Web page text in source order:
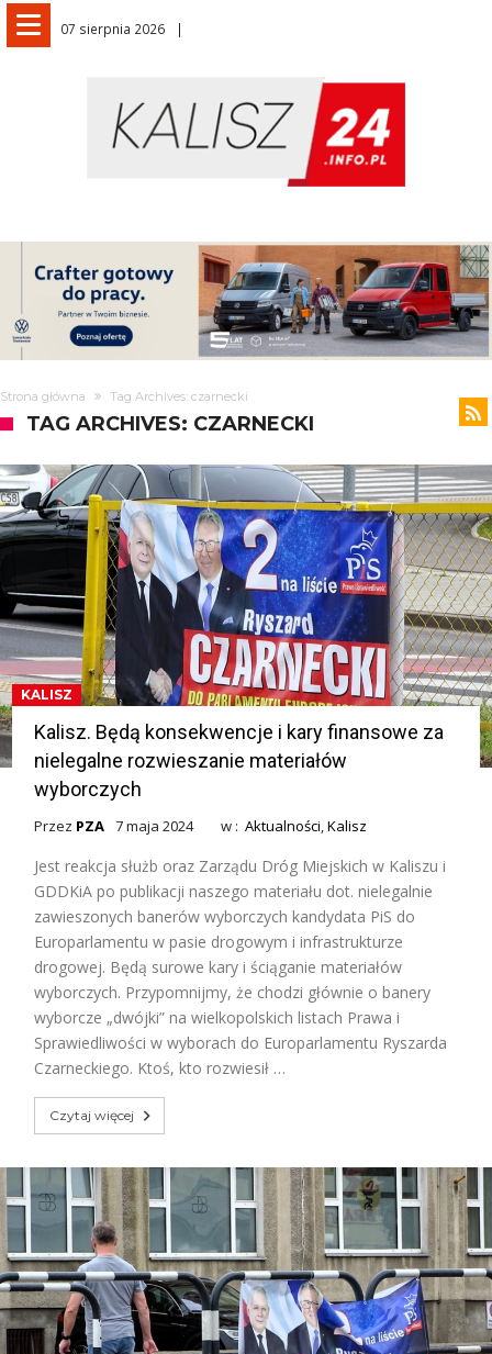
07 sierpnia 2026
Strona główna Tag Archives: czarnecki
TAG ARCHIVES: CZARNECKI
KALISZ
Kalisz. Będą konsekwencje i kary finansowe za
nielegalne rozwieszanie materiałów
wyborczych
Przez PZA 7 maja 2024 w :Aktualności,Kalisz
Jest reakcja służb oraz Zarządu Dróg Miejskich w Kaliszu i
GDDKiA po publikacji naszego materiału dot. nielegalnie
zawieszonych banerów wyborczych kandydata PiS do
Europarlamentu w pasie drogowym i infrastrukturze
drogowej. Będą surowe kary i ściąganie materiałów
wyborczych. Przypomnijmy, że chodzi głównie o banery
wyborcze „dwójki” na wielkopolskich listach Prawa i
Sprawiedliwości w wyborach do Europarlamentu Ryszarda
Czarneckiego. Ktoś, kto rozwiesił …
Czytaj więcej